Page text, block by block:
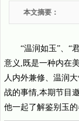
本文摘要：
“温润如玉”、“
意义,既是一种内在
人内外兼修、温润
战的事情,本期节目
他一起了解鉴别玉的